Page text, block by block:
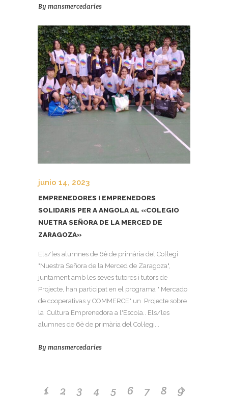
By mansmercedaries
junio 14, 2023
EMPRENEDORES I EMPRENEDORS
SOLIDARIS PER A ANGOLA AL «COLEGIO
NUETRA SEÑORA DE LA MERCED DE
ZARAGOZA»
Els/les alumnes de 6è de primària del Col·legi
"Nuestra Señora de la Merced de Zaragoza",
juntament amb les seves tutores i tutors de
Projecte, han participat en el programa " Mercado
de cooperativas y COMMERCE" un Projecte sobre
la Cultura Emprenedora a l'Escola.. Els/les
alumnes de 6è de primària del Col·legi...
By mansmercedaries
1 2 3 4 5 6 7 8
9